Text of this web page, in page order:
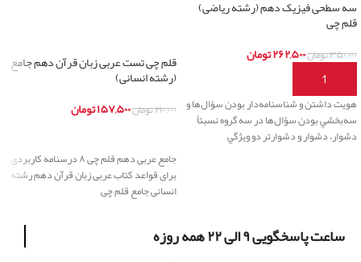
سه سطحی فیزیک دهم (رشته ریاضی)
قلم چی
۳۵۰,۰۰۰تومان۲۶۲,۵۰۰تومان
افزودن به سبد خرید
هويت داشتن و شناسنامه‌دار بودن سؤال‌ها و
سه‌بخشي‌ بودن سؤال‌ها در سه گروه نسبتاً
دشوار، دشوار و دشوارتر دو ويژگي
قلم چی تست عربی زبان قرآن دهم جامع
(رشته انسانی)
۲۱۰,۰۰۰تومان۱۵۷,۵۰۰تومان
جامع عربی دهم قلم چی ۸ درسنامه کاربردی
برای قواعد کتاب عربی زبان قرآن دهم رشته
انسانی جامع قلم چی
ساعت پاسخگویی ۹ الی ۲۲ همه روزه